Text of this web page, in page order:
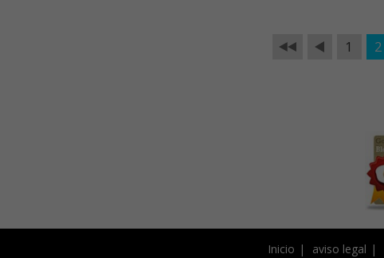
1 2
Inicio aviso legal